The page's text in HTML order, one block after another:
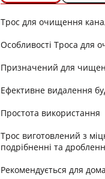
Трос для очищення
Особливості Троса для
Призначений для
Ефективне видалення
Простота використання
Трос виготовлений з
подрібненні та
Рекомендується для